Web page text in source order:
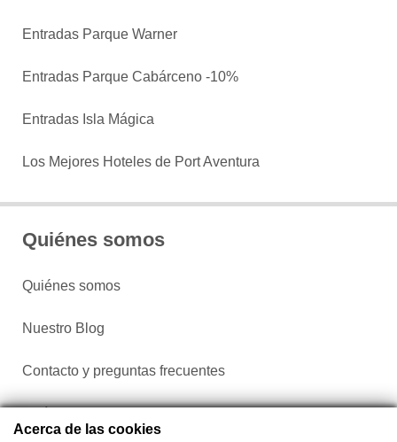
Entradas Parque Warner
Entradas Parque Cabárceno -10%
Entradas Isla Mágica
Los Mejores Hoteles de Port Aventura
Quiénes somos
Quiénes somos
Nuestro Blog
Contacto y preguntas frecuentes
Acerca de las cookies